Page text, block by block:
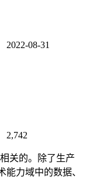
2022-08-31
2,742
关的。除了生产
力域中的数据、